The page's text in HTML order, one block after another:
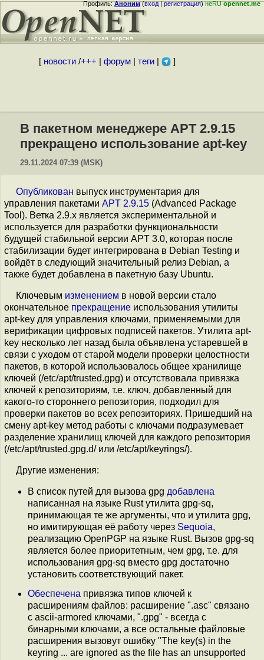
Профиль:Аноним(вход|регистрация)неRUopennet.me
[ новости/+++ форум| теги| ]
В пакетном менеджере APT 2.9.15
прекращено использование apt-key
29.11.2024 07:39 (MSK)
Опубликован выпуск инструментария для
управления пакетами APT 2.9.15 (Advanced Package
Tool). Ветка 2.9.x является экспериментальной и
используется для разработки функциональности
будущей стабильной версии APT 3.0, которая после
стабилизации будет интегрирована в Debian Testing и
войдёт в следующий значительный релиз Debian, а
также будет добавлена в пакетную базу Ubuntu.
Ключевым изменением в новой версии стало
окончательное прекращение использования утилиты
apt-key для управления ключами, применяемыми для
верификации цифровых подписей пакетов. Утилита apt-
key несколько лет назад была объявлена устаревшей в
связи с уходом от старой модели проверки целостности
пакетов, в которой использовалось общее хранилище
ключей (/etc/apt/trusted.gpg) и отсутствовала привязка
ключей к репозиториям, т.е. ключ, добавленный для
какого-то стороннего репозитория, подходил для
проверки пакетов во всех репозиториях. Пришедший на
смену apt-key метод работы с ключами подразумевает
разделение хранилищ ключей для каждого репозитория
(/etc/apt/trusted.gpg.d/ или /etc/apt/keyrings/).
Другие изменения:
В список путей для вызова gpg добавлена
написанная на языке Rust утилита gpg-sq,
принимающая те же аргументы, что и утилита gpg,
но имитирующая её работу через Sequoia,
реализацию OpenPGP на языке Rust. Вызов gpg-sq
является более приоритетным, чем gpg, т.е. для
использования gpg-sq вместо gpg достаточно
установить соответствующий пакет.
Обеспечена привязка типов ключей к
расширениям файлов: расширение ".asc" связано
с ascii-armored ключами, ".gpg" - всегда с
бинарными ключами, а все остальные файловые
расширения вызовут ошибку "The key(s) in the
keyring ... are ignored as the file has an unsupported